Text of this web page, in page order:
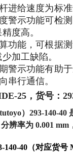
进给速度为标
警示功能可检
度高。
功能，可根据
加工缺陷。
警示功能有助
串行通信。
25，货号：
）293-140-40
辨率为 0.001
140-40（对应货号